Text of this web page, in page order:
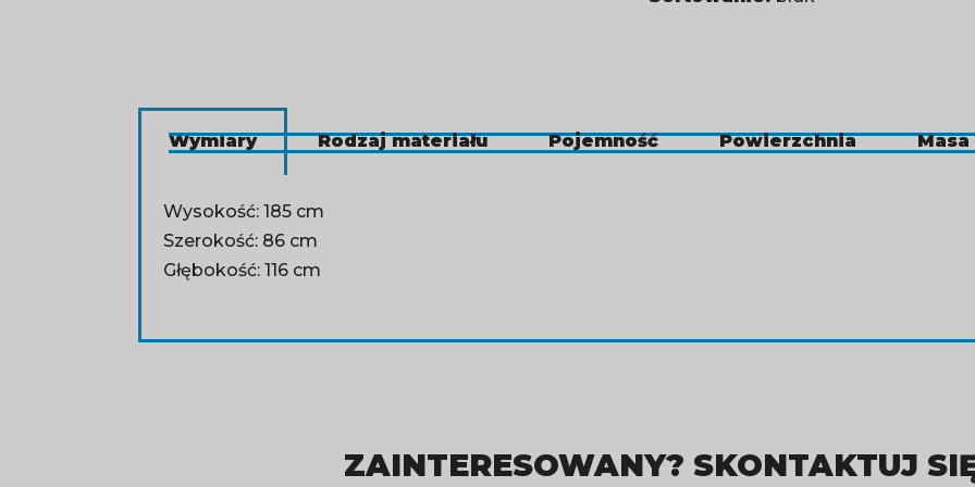
Wymiary Rodzaj materiału Pojemność Powierzchnia Masa
Wysokość: 185 cm
Szerokość: 86 cm
Głębokość: 116 cm
ZAINTERESOWANY? SKONTAKTUJ